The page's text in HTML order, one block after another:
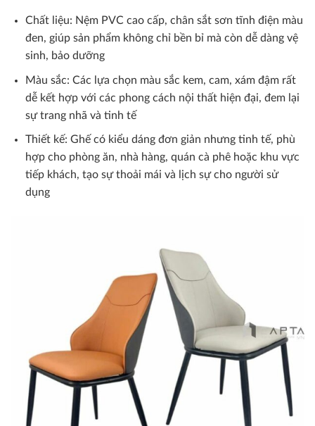
Chất liệu: Nệm PVC cao cấp, chân sắt sơn tĩnh điện màu
đen, giúp sản phẩm không chỉ bền bỉ mà còn dễ dàng vệ
sinh, bảo dưỡng
Màu sắc: Các lựa chọn màu sắc kem, cam, xám đậm rất
dễ kết hợp với các phong cách nội thất hiện đại, đem lại
sự trang nhã và tinh tế
Thiết kế: Ghế có kiểu dáng đơn giản nhưng tinh tế, phù
hợp cho phòng ăn, nhà hàng, quán cà phê hoặc khu vực
tiếp khách, tạo sự thoải mái và lịch sự cho người sử
dụng